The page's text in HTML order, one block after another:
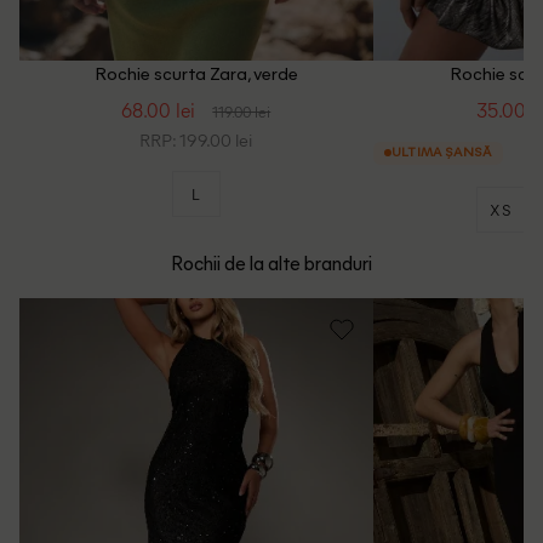
Rochie scurta Zara, verde
68.00 lei 119.00 lei
RRP: 199.00 lei
L
Rochie
35.00
ULTIMA ȘANSĂ
XS
Rochii de la alte branduri